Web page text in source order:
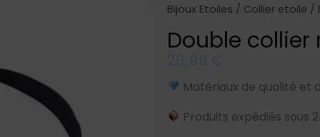
Bijoux Etoiles / Collier etoile /
Double
Matériaux de qualité et
Produits expédiés sous